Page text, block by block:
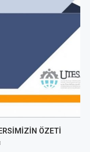
ÖZETİ